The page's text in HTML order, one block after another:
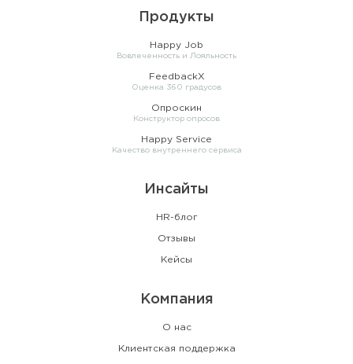
Продукты
Happy Job
Вовлеченность и Лояльность
FeedbackX
Оценка 360 градусов
Опроскин
Конструктор опросов
Happy Service
Качество внутреннего сервиса
Инсайты
HR-блог
Отзывы
Кейсы
Компания
О нас
Клиентская поддержка